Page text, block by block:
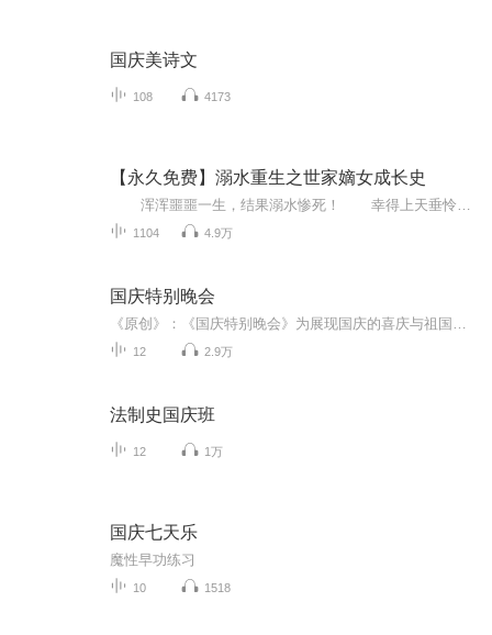
国庆美诗文
108 4173
【永久免费】溺水重生之世家嫡女成长史
1104 4.9万
国庆特别晚会
12 2.9万
法制史国庆班
12 1万
国庆七天乐
魔性早功练习
10 1518